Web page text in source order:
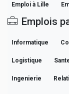
Emploi à Lille
Emplois
Informatique
Logistique
Ingenierie